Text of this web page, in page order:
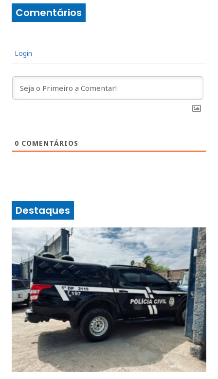
Comentários
Login
0 COMENTÁRIOS
Destaques